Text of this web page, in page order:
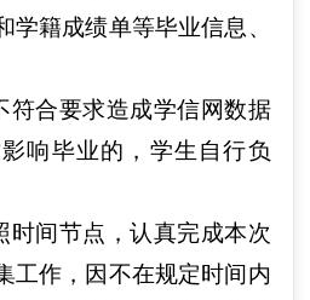
学籍成绩单等毕业信息、
符合要求造成学信网数据
响毕业的，学生自行负
时间节点，认真完成本次
工作，因不在规定时间内